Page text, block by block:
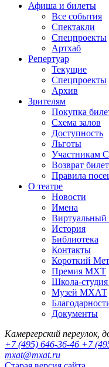
Афиша и билеты
Все события
Спектакли
Спецпроекты
Артхаб
Репертуар
Текущие
Спецпроекты
Архив
Зрителям
Покупка
Схема залов
Доступность
Льготы
Участникам
Возврат
Правила
О театре
Новости
Имена
Виртуальный
История
Библиотека
Контакты
Короткий
Премия МХТ
Школа-
Музей МХАТ
Документы
Камергерский переулок,
+7 (495) 646-36-46 +7
mxat@mxat.ru